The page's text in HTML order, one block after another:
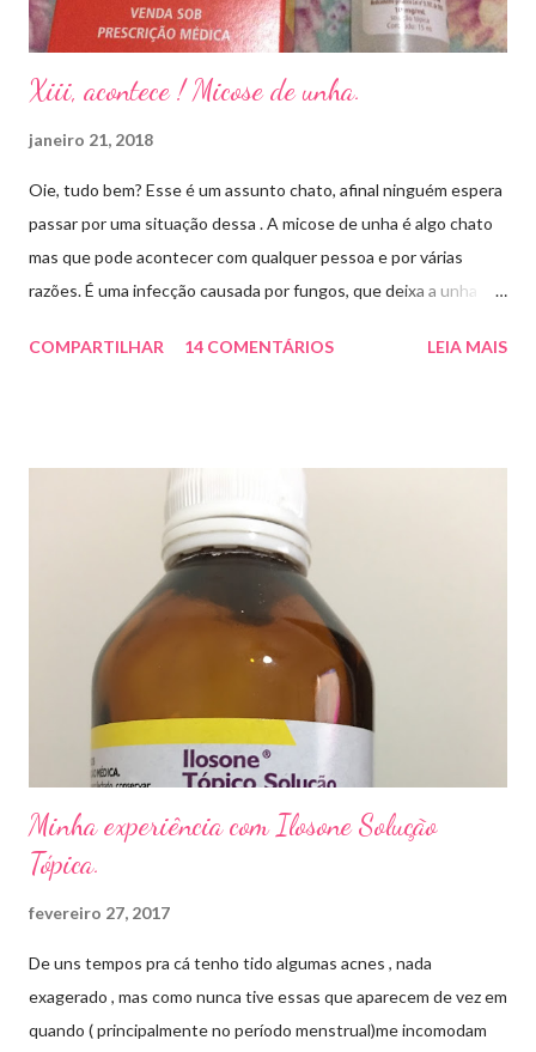
Xiii, acontece ! Micose de unha.
janeiro 21, 2018
Oie, tudo bem? Esse é um assunto chato, afinal ninguém espera
passar por uma situação dessa . A micose de unha é algo chato
mas que pode acontecer com qualquer pessoa e por várias
razões. É uma infecção causada por fungos, que deixa a unha
descolar da pele. As causas mais comuns dessas micoses é por
micose de unha é feito com esmaltes antifúngicos ou remédios
orais ,ou para aplicação local receitados pelo dermatologista. O
tempo para tratamento pode variar de 06 meses a um ano. Para
quem prefere tratamentos caseiros , pode aplicar óleo de cravo
duas vezes ao dia. Eu já passei por isso, pelo uso de muito
sapato fechado e apertado . E utilizei o Ciclopirox olamina que é
um agente antifúngico sintético para tratamento dermatológico
COMPARTILHAR 14 COMENTÁRIOS LEIA MAIS
Minha experiência com Ilosone Solução
Tópica.
fevereiro 27, 2017
De uns tempos pra cá tenho tido algumas acnes , nada
exagerado , mas como nunca tive essas que aparecem de vez em
quando ( principalmente no período menstrual)me incomodam